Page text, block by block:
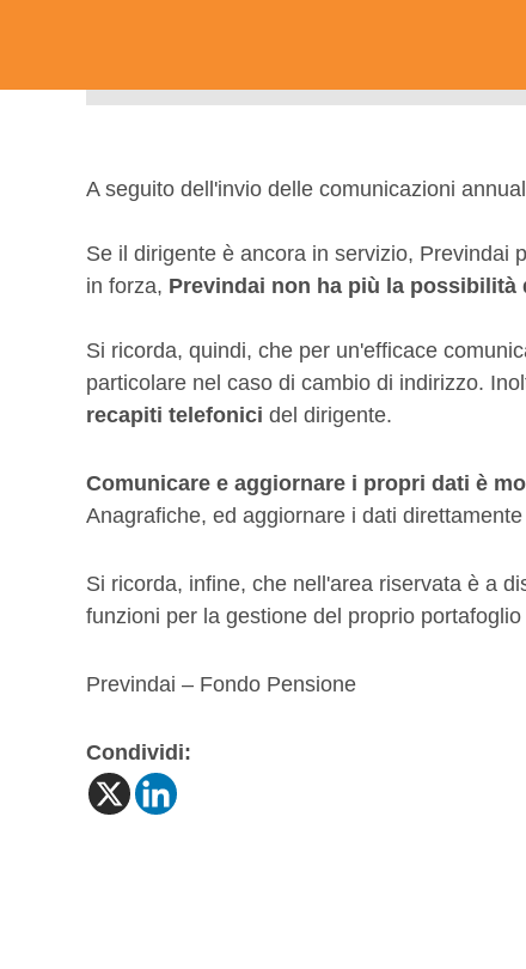
A seguito dell'invio delle comunicazioni
Se il dirigente è ancora in servizio, Previndai
in forza, Previndai non ha più la
Si ricorda, quindi, che per un'efficace
particolare nel caso di cambio di indirizzo.
recapiti telefonici del dirigente.
Comunicare e aggiornare i propri dati è
Anagrafiche, ed aggiornare i dati
Si ricorda, infine, che nell'area riservata è a
funzioni per la gestione del proprio
Previndai – Fondo Pensione
Condividi: